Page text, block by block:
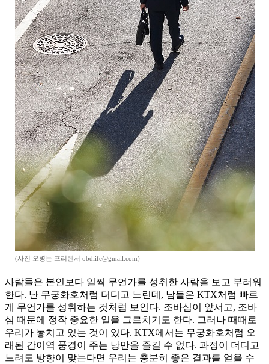
(사진 오병돈 프리랜서 obdlife@gmail.com)
사람들은 본인보다 일찍 무언가를 성취한 사람을 보고 부러워
한다. 난 무궁화호처럼 더디고 느린데, 남들은 KTX처럼 빠르
게 무언가를 성취하는 것처럼 보인다. 조바심이 앞서고, 조바
심 때문에 정작 중요한 일을 그르치기도 한다. 그러나 때때로
우리가 놓치고 있는 것이 있다. KTX에서는 무궁화호처럼 오
래된 간이역 풍경이 주는 낭만을 즐길 수 없다. 과정이 더디고
느려도 방향이 맞는다면 우리는 충분히 좋은 결과를 얻을 수